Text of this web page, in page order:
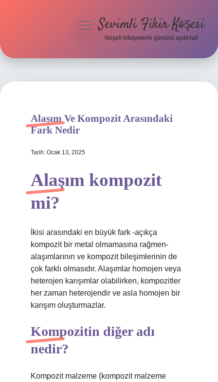
Hakkımızda
menüyüSevimli Fikir Köşesi
Neşeli hikayelerle gününü aydınlat!
Alaşım Ve Kompozit Arasındaki
Fark Nedir
Tarih: Ocak 13, 2025
Alaşım kompozit
mi?
İkisi arasındaki en büyük fark -açıkça
kompozit bir metal olmamasına rağmen-
alaşımlarının ve kompozit bileşimlerinin de
çok farklı olmasıdır. Alaşımlar homojen veya
heterojen karışımlar olabilirken, kompozitler
her zaman heterojendir ve asla homojen bir
karışım oluşturmazlar.
Kompozitin diğer adı
nedir?
Kompozit malzeme (kompozit malzeme